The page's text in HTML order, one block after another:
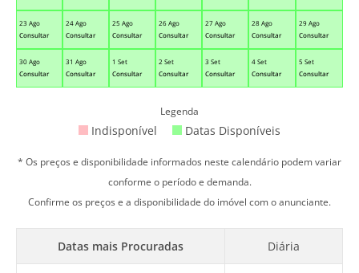
23 Ago
Consultar
24 Ago
Consultar
25 Ago
Consultar
26 Ago
Consultar
27 Ago
Consultar
28 Ago
Consultar
29 Ago
Consultar
30 Ago
Consultar
31 Ago
Consultar
1 Set
Consultar
2 Set
Consultar
3 Set
Consultar
4 Set
Consultar
5 Set
Consultar
Legenda
Indisponível Datas Disponíveis
* Os preços e disponibilidade informados neste calendário podem variar
conforme o período e demanda.
Confirme os preços e a disponibilidade do imóvel com o anunciante.
Datas mais Procuradas Diária